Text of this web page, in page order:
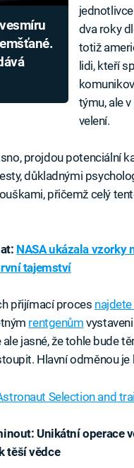
dva roky
totiž
lidi, kteří
týmu, ale
velení.
projdou potenciální
důkladnými
přičemž celý
NASA ukázala vzorky
tajemství
přijímací proces
rentgenům
jasné, že tohle bude
Hlavní odměnou je
Selection and
Unikátní operace
těší vědce